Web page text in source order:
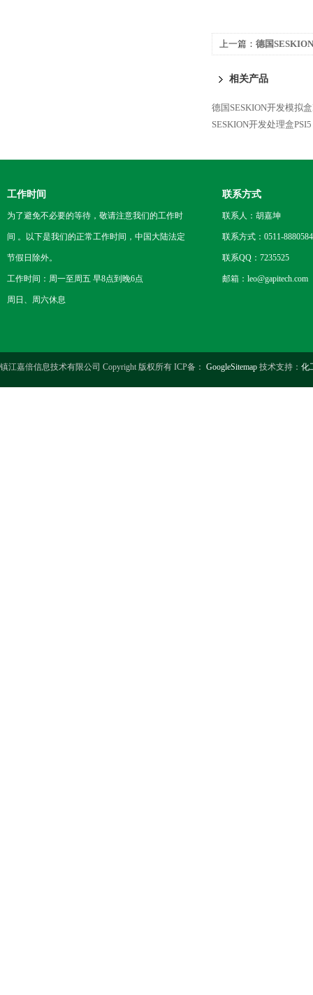
上一篇： 德国
相关产品
德国SESKION开发模拟盒
SESKION开发处理盒PSI5
工作时间
为了避免不必要的等待，敬请注意我们的工作时
间 。以下是我们的正常工作时间，中国大陆法定
节假日除外。
工作时间：周一至周五 早8点到晚6点
周日、周六休息
联系方式
联系人：胡嘉坤
联系方式：0511-
联系QQ：7235525
邮箱：leo@gapitech.com
镇江嘉倍信息技术有限公司 Copyright 版权所有 ICP备： GoogleSitemap 技术支持： 化